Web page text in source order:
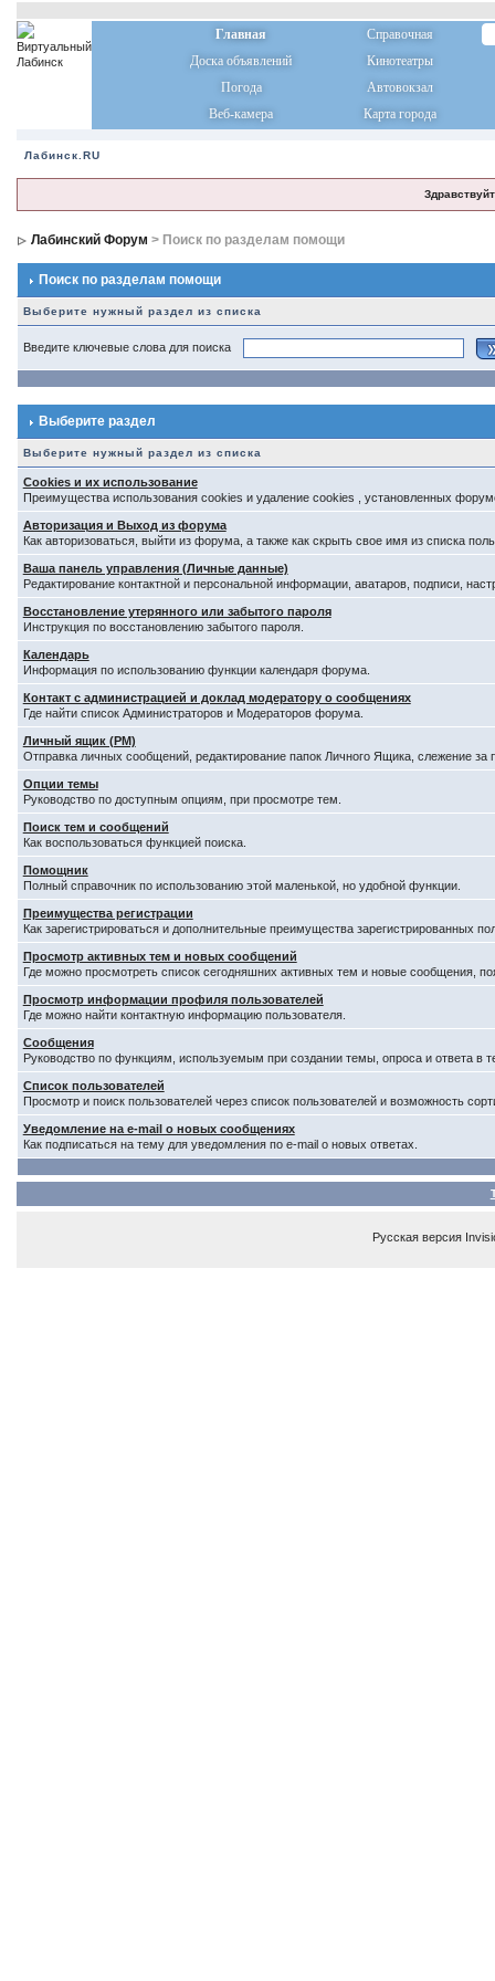
Главная
Справочная
Доска объявлений
Кинотеатры
Погода
Автовокзал
Веб-камера
Карта города
Лабинск.RU
Лабинский Форум > Поиск по разделам помощи
Поиск по разделам помощи
Выберите нужный раздел из списка
Введите ключевые слова для поиска
Выберите раздел
Выберите нужный раздел из списка
Cookies и их использование
Преимущества использования cookies и удаление cookies , установленных
Авторизация и Выход из форума
Как авторизоваться, выйти из форума, а также как скрыть свое имя из списка
Ваша панель управления (Личные данные)
Редактирование контактной и персональной информации, аватаров, подписи,
Восстановление утерянного или забытого пароля
Инструкция по восстановлению забытого пароля.
Календарь
Информация по использованию функции календаря форума.
Контакт с администрацией и доклад модератору о сообщениях
Где найти список Администраторов и Модераторов форума.
Личный ящик (PM)
Отправка личных сообщений, редактирование папок Личного Ящика, слежение
Опции темы
Руководство по доступным опциям, при просмотре тем.
Поиск тем и сообщений
Как воспользоваться функцией поиска.
Помощник
Полный справочник по использованию этой маленькой, но удобной функции.
Преимущества регистрации
Как зарегистрироваться и дополнительные преимущества зарегистрированных
Просмотр активных тем и новых сообщений
Где можно просмотреть список сегодняшних активных тем и новые сообщения,
Просмотр информации профиля пользователей
Где можно найти контактную информацию пользователя.
Сообщения
Руководство по функциям, используемым при создании темы, опроса и ответа в
Список пользователей
Просмотр и поиск пользователей через список пользователей и возможность
Уведомление на e-mail о новых сообщениях
Как подписаться на тему для уведомления по e-mail о новых ответах.
Русская версия